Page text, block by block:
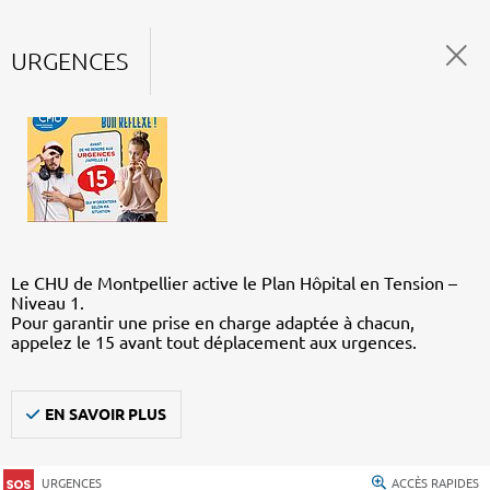
URGENCES
Le CHU de Montpellier active le Plan Hôpital en Tension –
Niveau 1.
Pour garantir une prise en charge adaptée à chacun,
appelez le 15 avant tout déplacement aux urgences.
EN SAVOIR PLUS
URGENCES ACCÈS RAPIDES